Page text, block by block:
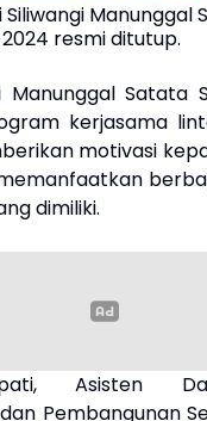
Manunggal
2024 resmi ditutup.
Manunggal Satata
kerjasama
motivasi
dimiliki.
Asisten
Pembangunan